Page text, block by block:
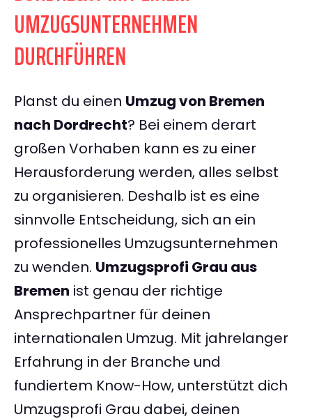
UMZUGSUNTERNEHMEN
DURCHFÜHREN
Planst du einen Umzug von Bremen
nach Dordrecht? Bei einem derart
großen Vorhaben kann es zu einer
Herausforderung werden, alles selbst
zu organisieren. Deshalb ist es eine
sinnvolle Entscheidung, sich an ein
professionelles Umzugsunternehmen
zu wenden. Umzugsprofi Grau aus
Bremen ist genau der richtige
Ansprechpartner für deinen
internationalen Umzug. Mit jahrelanger
Erfahrung in der Branche und
fundiertem Know-How, unterstützt dich
Umzugsprofi Grau dabei, deinen